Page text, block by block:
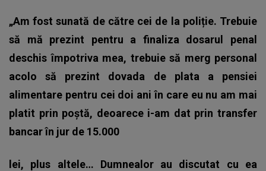
„Am fost sunată de către cei de la poliție. Trebuie
să mă prezint pentru a finaliza dosarul penal
deschis împotriva mea, trebuie să merg personal
acolo să prezint dovada de plata a pensiei
alimentare pentru cei doi ani în care eu nu am mai
platit prin poștă, deoarece i-am dat prin transfer
bancar în jur de 15.000
lei, plus altele… Dumnealor au discutat cu ea